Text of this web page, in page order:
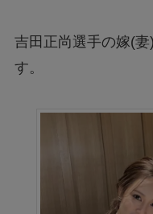
吉田正尚選手の嫁(
す。